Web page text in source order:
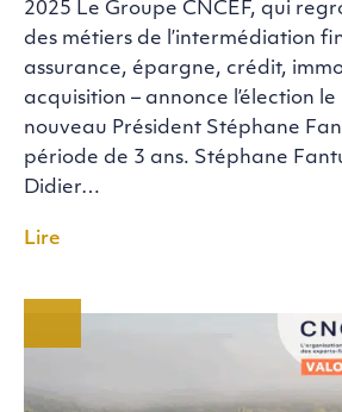
2025 Le Groupe CNCEF, qui
des métiers de l’intermédiation
assurance, épargne, crédit,
acquisition – annonce l’élection le
nouveau Président Stéphane
période de 3 ans. Stéphane
Didier…
Lire